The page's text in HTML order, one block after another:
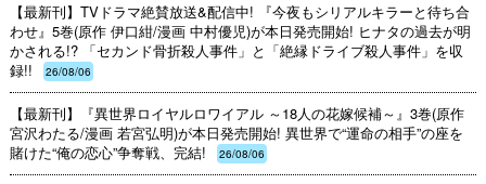
【最新刊】TVドラマ絶賛放送&配信中! 『今夜もシリアルキラーと待ち合
わせ』5巻(原作 伊口紺/漫画 中村優児)が本日発売開始! ヒナタの過去が明
かされる!? 「セカンド骨折殺人事件」と「絶縁ドライブ殺人事件」を収
録!!
26/08/06
【最新刊】『異世界ロイヤルロワイアル ～18人の花嫁候補～』3巻(原作
宮沢わたる/漫画 若宮弘明)が本日発売開始! 異世界で“運命の相手”の座を
賭けた“俺の恋心”争奪戦、完結!
26/08/06